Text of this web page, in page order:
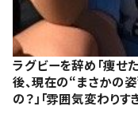
ラグビーを辞め「痩せ
後、現在の“まさかの
の？」「雰囲気変わりす